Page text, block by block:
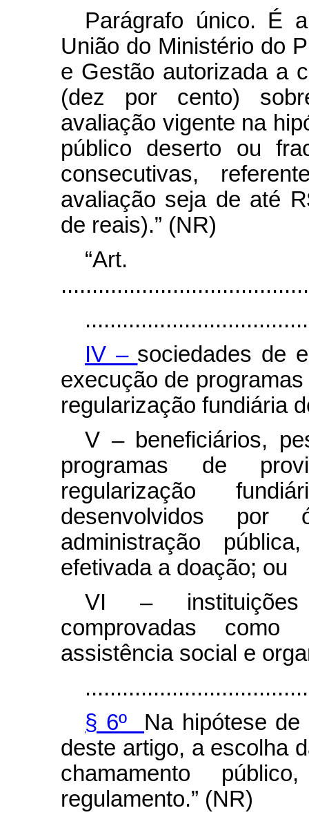
Parágrafo único. É
União do Ministério do
e Gestão autorizada a
(dez por cento)
avaliação vigente na
público deserto ou
consecutivas,
avaliação seja de até
de reais).” (NR)
IV – sociedades de
execução de
regularização fundiária
V – beneficiários,
programas de
regularização
desenvolvidos
administração
efetivada a doação; ou
VI – instituições
comprovadas como
assistência social e
§ 6º Na hipótese
deste artigo, a escolha
chamamento
regulamento.” (NR)